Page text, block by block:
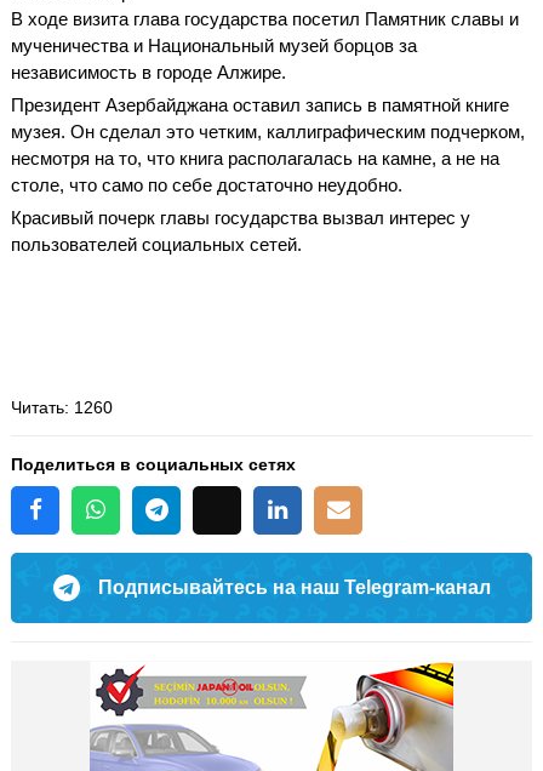
В ходе визита глава государства посетил Памятник славы и
мученичества и Национальный музей борцов за
независимость в городе Алжире.
Президент Азербайджана оставил запись в памятной книге
музея. Он сделал это четким, каллиграфическим подчерком,
несмотря на то, что книга располагалась на камне, а не на
столе, что само по себе достаточно неудобно.
Красивый почерк главы государства вызвал интерес у
пользователей социальных сетей.
Читать: 1260
Поделиться в социальных сетях
Подписывайтесь на наш Telegram-канал